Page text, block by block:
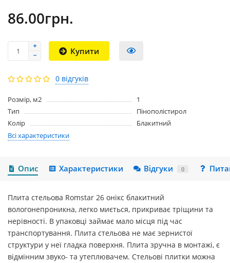
86.00грн.
Купити
0 відгуків
Розмір, м2
1
Тип
Пінополістирол
Колір
Блакитний
Всі характеристики
Опис Характеристики Відгуки 0
Плита стельова Romstar 26 онікс блакитний
вологонепроникна, легко миється, прикриває тріщини та
нерівності. В упаковці займає мало місця під час
транспортування. Плита стельова не має зернистої
структури у неї гладка поверхня. Плита зручна в монтажі, є
відмінним звуко- та утеплювачем. Стельові плитки можна